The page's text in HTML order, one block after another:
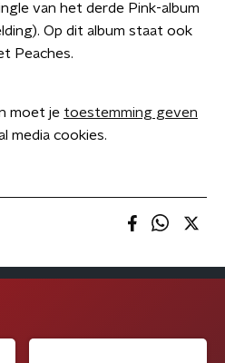
van het derde Pink-album
Op dit album staat ook
Peaches.
moet je toestemming geven
media cookies.